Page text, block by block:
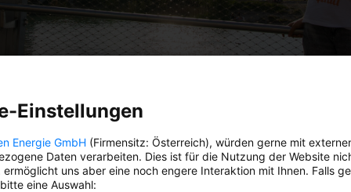
Einstellungen
Energie GmbH (Firmensitz: Österreich), würden gerne mit
Daten verarbeiten. Dies ist für die Nutzung der Website
ermöglicht uns aber eine noch engere Interaktion mit Ihnen. Falls
eine Auswahl: